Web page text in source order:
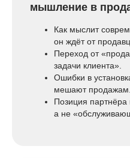
мышление в
Как мыслит
он ждёт от
Переход от
задачи клиента».
Ошибки в
мешают продажам.
Позиция
а не